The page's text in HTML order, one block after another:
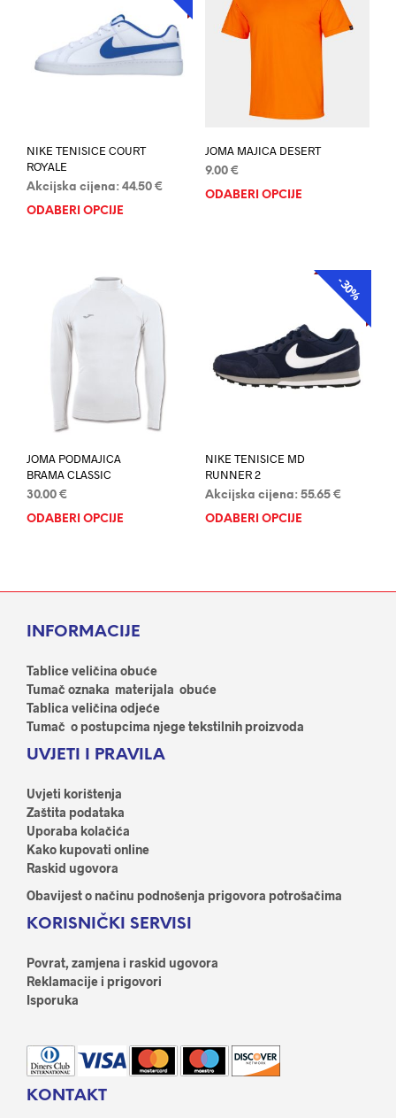
NIKE TENISICE COURT
ROYALE
Akcijska cijena: 44.50 €
ODABERI OPCIJE
odabrati
JOMA MAJICA DESERT
9.00 €
ODABERI OPCIJE
JOMA PODMAJICA
BRAMA CLASSIC
30.00 €
ODABERI OPCIJE
Ovaj
varijanti.
na
proizvoda
AKCIJA
-30%
NIKE TENISICE MD
RUNNER 2
Akcijska cijena: 55.65 €
ODABERI OPCIJE
INFORMACIJE
Tablice veličina obuće
Tumač oznaka materijala obuće
Tablica veličina odjeće
Tumač o postupcima njege tekstilnih proizvoda
UVJETI I PRAVILA
Uvjeti korištenja
Zaštita podataka
Uporaba kolačića
Kako kupovati online
Raskid ugovora
Obavijest o načinu podnošenja prigovora potrošačima
KORISNIČKI SERVISI
Povrat, zamjena i raskid ugovora
Reklamacije i prigovori
Isporuka
KONTAKT